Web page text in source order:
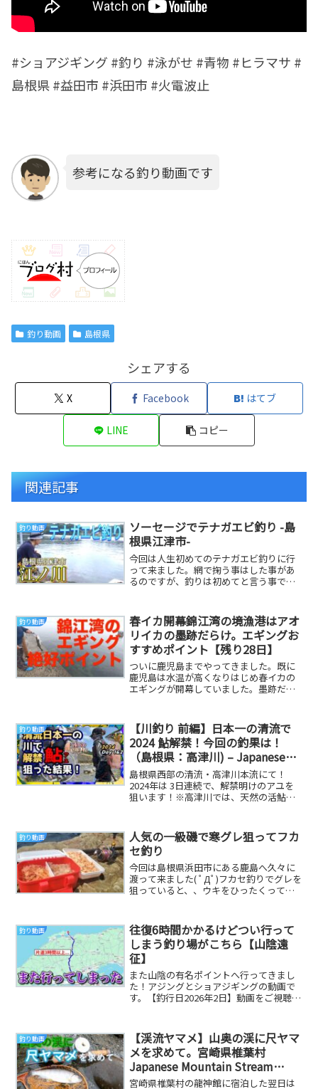
#ショアジギング #釣り #泳がせ #青物 #ヒラマサ #
島根県 #益田市 #浜田市 #火電波止
参考になる釣り動画です
釣り動画 島根県
シェアする
X Facebook はてブ
LINE コピー
関連記事
釣り動画
ソーセージでテナガエビ釣り -島
根県江津市-
今回は人生初めてのテナガエビ釣りに行
って来ました。網で掬う事はした事があ
るのですが、釣りは初めてと言う事で島
釣り動画
春イカ開幕錦江湾の境漁港はアオ
リイカの墨跡だらけ。エギングお
すすめポイント【残り28日】
ついに鹿児島までやってきました。既に
鹿児島は水温が高くなりはじめ春イカの
エギングが開幕していました。墨跡だら
釣り動画
【川釣り 前編】日本一の清流で
2024 鮎解禁！今回の釣果は！
（島根県：高津川) – Japanese
Fishing
島根県西部の清流・高津川本流にて！
2024年は 3日連続で、解禁明けのアユを
狙います！※高津川では、天然の活鮎を
釣り動画
人気の一級磯で寒グレ狙ってフカ
セ釣り
今回は島根県浜田市にある鹿島へ久々に
渡って来ました( ﾟДﾟ)フカセ釣りでグレを
狙っていると、、ウキをひったくってい
釣り動画
往復6時間かかるけどつい行って
しまう釣り場がこちら【山陰遠
征】
また山陰の有名ポイントへ行ってきまし
た！アジングとショアジギングの動画で
す。【釣行日2026年2日】動画をご視聴い
釣り動画
【渓流ヤマメ】山奥の渓に尺ヤマ
メを求めて。宮崎県椎葉村
Japanese Mountain Stream
Fishing YAMAME WILD TROUT
宮崎県椎葉村の龍神館に宿泊した翌日は